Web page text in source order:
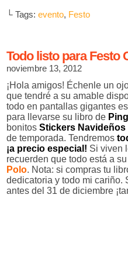
└ Tags: evento, Festo
Todo listo para Festo
noviembre 13, 2012
¡Hola amigos! Échenle un
que tendré a su amable
todo en pantallas gigantes
para llevarse su libro de
bonitos Stickers Navideños
de temporada. Tendremos
¡a precio especial! Si viven
recuerden que todo está a
Polo. Nota: si compras tu
dedicatoria y todo mi cariño.
antes del 31 de diciembre